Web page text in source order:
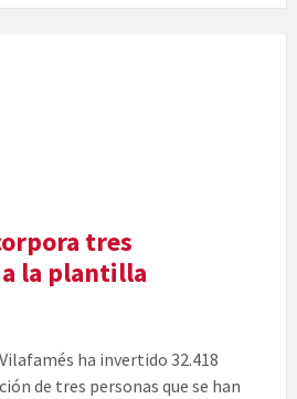
tres
la plantilla
ha invertido 32.418
de tres personas que se han